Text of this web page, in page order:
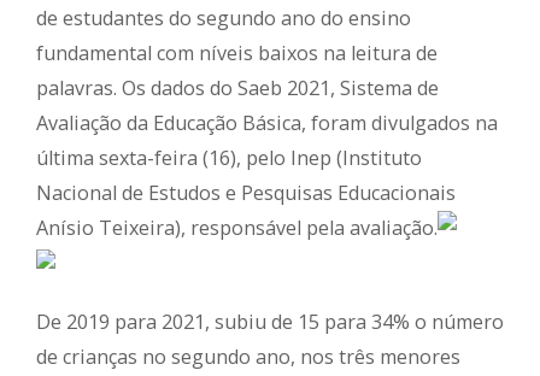
de estudantes do segundo ano do ensino
fundamental com níveis baixos na leitura de
palavras. Os dados do Saeb 2021, Sistema de
Avaliação da Educação Básica, foram divulgados na
última sexta-feira (16), pelo Inep (Instituto
Nacional de Estudos e Pesquisas Educacionais
Anísio Teixeira), responsável pela avaliação.
De 2019 para 2021, subiu de 15 para 34% o número
de crianças no segundo ano, nos três menores